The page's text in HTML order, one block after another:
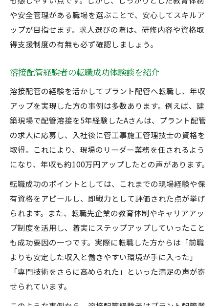
や安全管理がある職場を選ぶことで、安心してスキルア
ップが目指せます。求人選びの際は、研修内容や資格取
得支援制度の有無も必ず確認しましょう。
溶接配管経験者の転職成功体験談を紹介
溶接配管の経験を活かしてプラント配管へ転職し、年収
アップを実現した方の事例は多数あります。例えば、建
築現場で配管溶接を5年経験したAさんは、プラント配管
の求人に応募し、入社後に管工事施工管理技士の資格を
取得。これにより、現場のリーダー業務を任されるよう
になり、年収も約100万円アップしたとの声があります。
転職成功のポイントとしては、これまでの現場経験や保
有資格をアピールし、即戦力として評価された点が挙げ
られます。また、転職先企業の教育体制やキャリアアッ
プ制度を活用し、着実にステップアップしていったこと
も成功要因の一つです。実際に転職した方からは「前職
よりも安定した収入と働きやすい環境が手に入った」
「専門技術をさらに高められた」といった満足の声が寄
せられています。